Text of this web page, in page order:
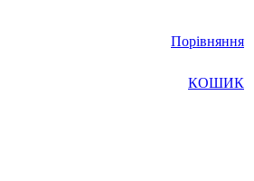
Порівняння
КОШИК